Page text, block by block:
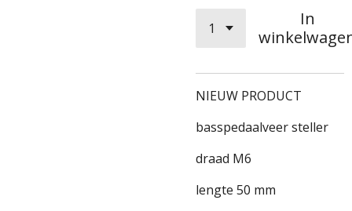
In
NIEUW PRODUCT
basspedaalveer steller
draad M6
lengte 50 mm